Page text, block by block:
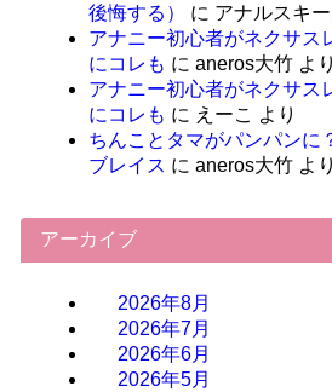
後悔する）
に アナルスキ
アナニー初心者がネクサス
にコレも に aneros大竹より
アナニー初心者がネクサス
にコレも に えーこ より
ちんことタマがパンパンに
ブレイス に aneros大竹より
アーカイブ
2026年8月
2026年7月
2026年6月
2026年5月